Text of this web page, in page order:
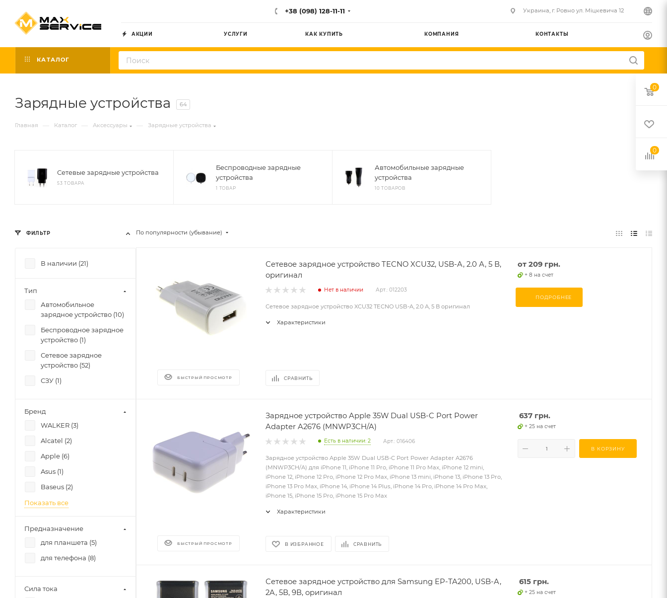
+38 (098) 128-11-11 Украина, г. Ровно ул. Міцкевича 12
АКЦИИ УСЛУГИ КАК КУПИТЬ КОМПАНИЯ КОНТАКТЫ
КАТАЛОГ
Зарядные устройства 64
Главная — Каталог — Аксессуары — Зарядные устройства
Сетевые зарядные устройства
53 ТОВАРА
Беспроводные зарядные
устройства
1 ТОВАР
Автомобильные зарядные
устройства
10 ТОВАРОВ
По популярности (убывание)
БЫСТРЫЙ ПРОСМОТР
Сетевое зарядное устройство TECNO XCU32, USB-A, 2.0 А, 5 В,
оригинал
Нет в наличии Арт.: 012203
Сетевое зарядное устройство XCU32 TECNO USB-A, 2.0 А, 5 В оригинал
Характеристики
СРАВНИТЬ
от 209 грн.
+ 8 на счет
ПОДРОБНЕЕ
БЫСТРЫЙ ПРОСМОТР
Зарядное устройство Apple 35W Dual USB-C Port Power
Adapter A2676 (MNWP3CH/A)
Есть в наличии: 2 Арт.: 016406
Зарядное устройство Apple 35W Dual USB-C Port Power Adapter A2676
(MNWP3CH/A) для iPhone 11, iPhone 11 Pro, iPhone 11 Pro Max, iPhone 12 mini,
iPhone 12, iPhone 12 Pro, iPhone 12 Pro Max, iPhone 13 mini, iPhone 13, iPhone 13 Pro,
iPhone 13 Pro Max, iPhone 14, iPhone 14 Plus, iPhone 14 Pro, iPhone 14 Pro Max,
iPhone 15, iPhone 15 Pro, iPhone 15 Pro Max
Характеристики
В ИЗБРАННОЕ СРАВНИТЬ
637 грн.
+ 25 на счет
В КОРЗИНУ
Сетевое зарядное устройство для Samsung EP-TA200, USB-A,
2A, 5В, 9В, оригинал
615 грн.
+ 25 на счет
ФИЛЬТР
В наличии (21)
Тип
Автомобильное
зарядное устройство (10)
Беспроводное зарядное
устройство (1)
Сетевое зарядное
устройство (52)
СЗУ (1)
Бренд
WALKER (3)
Alcatel (2)
Apple (6)
Asus (1)
Baseus (2)
Показать все
Предназначение
для планшета (5)
для телефона (8)
Сила тока
0
0